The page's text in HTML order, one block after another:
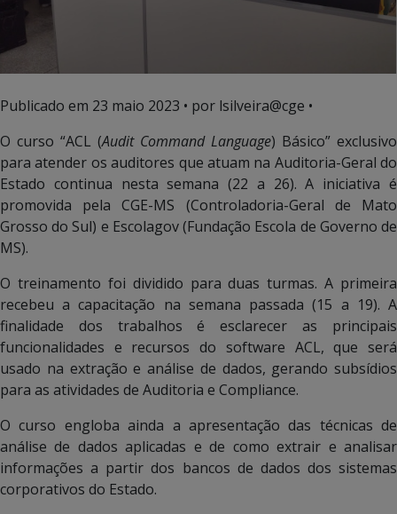
Publicado em 23 maio 2023 • por lsilveira@cge •
O curso “ACL (Audit Command Language) Básico” exclusivo
para atender os auditores que atuam na Auditoria-Geral do
Estado continua nesta semana (22 a 26). A iniciativa é
promovida pela CGE-MS (Controladoria-Geral de Mato
Grosso do Sul) e Escolagov (Fundação Escola de Governo de
MS).
O treinamento foi dividido para duas turmas. A primeira
recebeu a capacitação na semana passada (15 a 19). A
finalidade dos trabalhos é esclarecer as principais
funcionalidades e recursos do software ACL, que será
usado na extração e análise de dados, gerando subsídios
para as atividades de Auditoria e Compliance.
O curso engloba ainda a apresentação das técnicas de
análise de dados aplicadas e de como extrair e analisar
informações a partir dos bancos de dados dos sistemas
corporativos do Estado.